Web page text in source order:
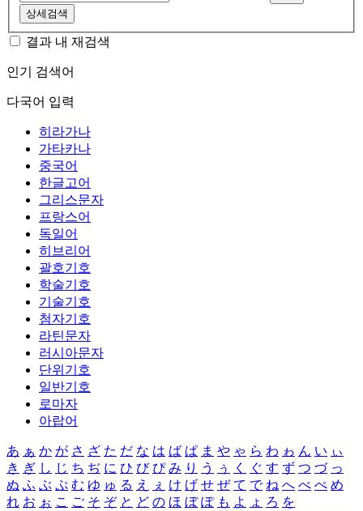
상세검색
결과 내 재검색
인기 검색어
다국어 입력
히라가나
가타카나
중국어
한글고어
그리스문자
프랑스어
독일어
히브리어
괄호기호
학술기호
기술기호
첨자기호
라틴문자
러시아문자
단위기호
일반기호
로마자
아랍어
あ ぁ か が さ ざ た だ な は ば ぱ ま や ゃ ら わ ゎ ん い ぃ
き ぎ し じ ち ぢ に ひ び ぴ み り う ぅ く ぐ す ず つ づ っ
ぬ ふ ぶ ぷ む ゆ ゅ る え ぇ け げ せ ぜ て で ね へ べ ぺ め
れ お ぉ こ ご そ ぞ と ど の ほ ぼ ぽ も よ ょ ろ を